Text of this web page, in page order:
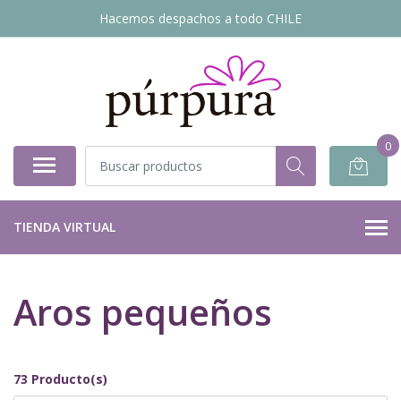
Hacemos despachos a todo CHILE
0
TIENDA VIRTUAL
Aros pequeños
73 Producto(s)